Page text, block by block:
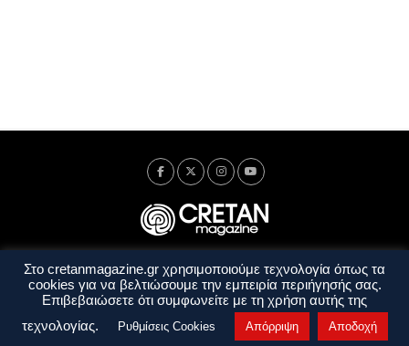
Ταυτότητα Πολιτική Απορρήτου
Όροι Χρήσης
Όροι και Προϋποθέσεις
Στο cretanmagazine.gr χρησιμοποιούμε τεχνολογία όπως τα
cookies για να βελτιώσουμε την εμπειρία περιήγησής σας.
Επιβεβαιώσετε ότι συμφωνείτε με τη χρήση αυτής της
τεχνολογίας.
Ρυθμίσεις Cookies Απόρριψη Αποδοχή